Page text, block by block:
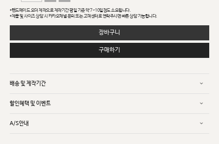
*핸드메이드 오더 제작으로 제작기간 평일 기준 약 7~10일정도 소요됩니다.
*제품 및 사이즈 상담 시 카카오채널 문의 또는 고객센터로 연락주시면 빠른 상담 가능합니다.
장바구니
구매하기
배송 및 제작기간
할인혜택 및 이벤트
A/S안내